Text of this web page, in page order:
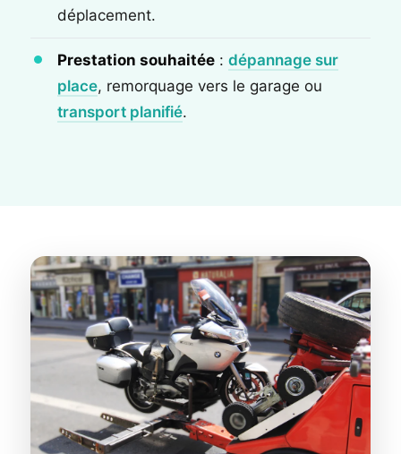
déplacement.
Prestation souhaitée : dépannage sur
place, remorquage vers le garage ou
transport planifié.